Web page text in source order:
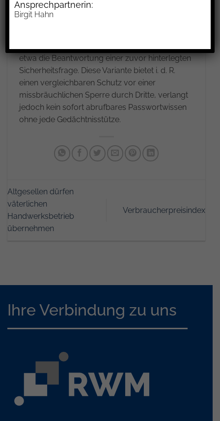
Wohnung schriftlich mitzuführen. Einem
Telekommunikationsunternehmen ist es
etwa die Beantwortung einer zuvor hinterlegten
Sicherheitsfrage. Diese Variante bietet i. d. R.
einen vergleichbaren Schutz vor einer
missbräuchlichen Sperre durch Dritte, verlangt
jedoch kein sofort abrufbares Passwortwissen
ohne jede Gedächtnisstütze.
Altgesellen dürfen
väterlichen
Handwerksbetrieb
übernehmen
Verbraucherpreisindex
Ihre Verbindung zu uns
Ansprechpartnerin:
Birgit Hahn